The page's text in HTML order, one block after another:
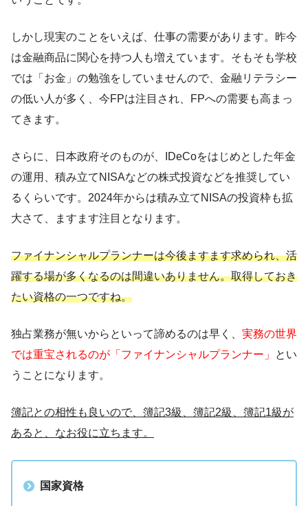
しかし現実のことをいえば、仕事の需要があります。昨今
は金融商品に関心を持つ人も増えています。そもそも学校
では「お金」の勉強をしていませんので、金融リテラシー
の低い人が多く、今FPは注目され、FPへの需要も高まっ
てきます。
さらに、日本政府そのものが、IDeCoをはじめとした年金
の運用、積み立てNISAなどの株式投資などを推奨してい
るくらいです。2024年からは積み立てNISAの投資枠も拡
大さて、ますます注目となります。
ファイナンシャルプランナーは今後ますます求められ、活
躍する場が多くなるのは間違いありません。取得しておき
たい資格の一つですね。
独占業務が無いからといって諦めるのは早く、 実務の世界
では重宝されるのが「ファイナンシャルプランナー」
とい
うことになります。
簿記との相性も良いので、簿記3級、簿記2級、簿記1級が
あると、なお役に立ちます。
国家資格